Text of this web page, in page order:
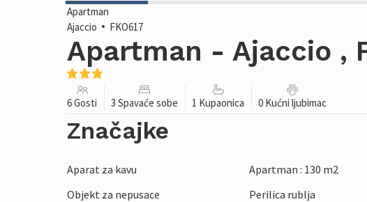
Apartman
Ajaccio
FKO617
Apartman - Ajaccio ,
6 Gosti 3 Spavaće sobe 1 Kupaonica 0 Kućni ljubimac
Značajke
Aparat za kavu Apartman : 130 m2
Objekt za nepusace
Perilica rublja